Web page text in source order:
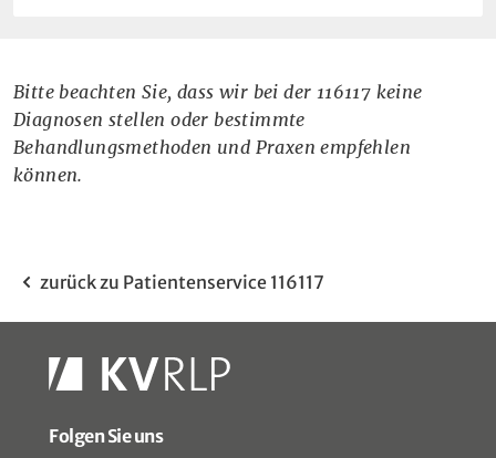
Hinweis
Bitte beachten Sie, dass wir bei der 116117 keine
Diagnosen stellen oder bestimmte
Behandlungsmethoden und Praxen empfehlen
können.
zurück zu Patientenservice 116117
Folgen Sie uns